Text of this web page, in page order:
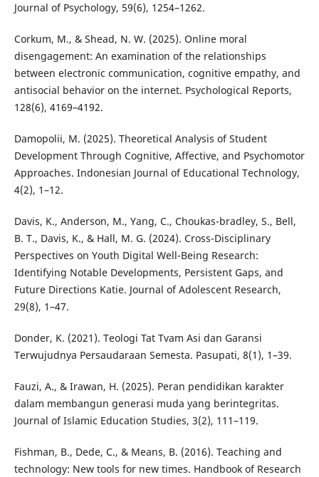
Journal of Psychology, 59(6), 1254–1262.
Corkum, M., & Shead, N. W. (2025). Online moral
disengagement: An examination of the relationships
between electronic communication, cognitive empathy, and
antisocial behavior on the internet. Psychological Reports,
128(6), 4169–4192.
Damopolii, M. (2025). Theoretical Analysis of Student
Development Through Cognitive, Affective, and Psychomotor
Approaches. Indonesian Journal of Educational Technology,
4(2), 1–12.
Davis, K., Anderson, M., Yang, C., Choukas-bradley, S., Bell,
B. T., Davis, K., & Hall, M. G. (2024). Cross-Disciplinary
Perspectives on Youth Digital Well-Being Research:
Identifying Notable Developments, Persistent Gaps, and
Future Directions Katie. Journal of Adolescent Research,
29(8), 1–47.
Donder, K. (2021). Teologi Tat Tvam Asi dan Garansi
Terwujudnya Persaudaraan Semesta. Pasupati, 8(1), 1–39.
Fauzi, A., & Irawan, H. (2025). Peran pendidikan karakter
dalam membangun generasi muda yang berintegritas.
Journal of Islamic Education Studies, 3(2), 111–119.
Fishman, B., Dede, C., & Means, B. (2016). Teaching and
technology: New tools for new times. Handbook of Research